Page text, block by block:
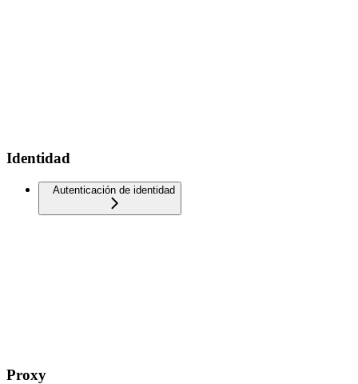
Identidad
Autenticación de identidad
Proxy